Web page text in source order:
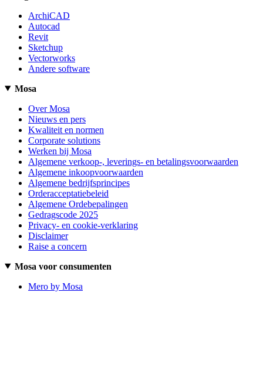
ArchiCAD
Autocad
Revit
Sketchup
Vectorworks
Andere software
Mosa
Over Mosa
Nieuws en pers
Kwaliteit en normen
Corporate solutions
Werken bij Mosa
Algemene verkoop-, leverings- en betalingsvoorwaarden
Algemene inkoopvoorwaarden
Algemene bedrijfsprincipes
Orderacceptatiebeleid
Algemene Ordebepalingen
Gedragscode 2025
Privacy- en cookie-verklaring
Disclaimer
Raise a concern
Mosa voor consumenten
Mero by Mosa